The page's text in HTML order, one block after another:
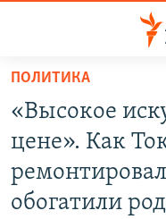
Вернуться
основному
содержанию
главной
УЗБЕКИСТАН
НА ДРУГИХ ЯЗЫКАХ
ПОЛИТИКА
«Высокое
цене». Как
обогатили